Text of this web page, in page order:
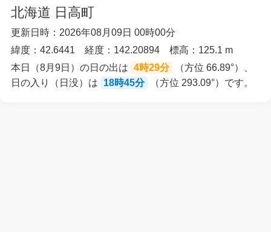
北海道 日高町
更新日時：2026年08月09日 00時00分
緯度：42.6441 経度：142.20894 標高：125.1 m
本日（8月9日）の日の出は 4時29分
（方位 66.89°）、
日の入り（日没）は
18時45分 （方位 293.09°）です。